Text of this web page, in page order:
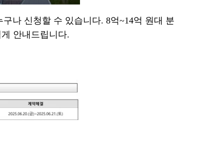
나 신청할 수 있습니다. 8억~14억 원대 분
안내드립니다.